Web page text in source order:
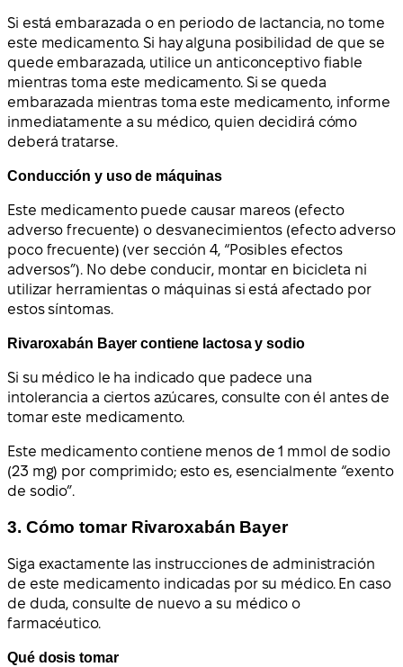
Si está embarazada o en periodo de lactancia, no tome
este medicamento. Si hay alguna posibilidad de que se
quede embarazada, utilice un anticonceptivo fiable
mientras toma este medicamento. Si se queda
embarazada mientras toma este medicamento, informe
inmediatamente a su médico, quien decidirá cómo
deberá tratarse.
Conducción y uso de máquinas
Este medicamento puede causar mareos (efecto
adverso frecuente) o desvanecimientos (efecto adverso
poco frecuente) (ver sección 4, “Posibles efectos
adversos”). No debe conducir, montar en bicicleta ni
utilizar herramientas o máquinas si está afectado por
estos síntomas.
Rivaroxabán Bayer contiene lactosa y sodio
Si su médico le ha indicado que padece una
intolerancia a ciertos azúcares, consulte con él antes de
tomar este medicamento.
Este medicamento contiene menos de 1 mmol de sodio
(23 mg) por comprimido; esto es, esencialmente “exento
de sodio”.
3. Cómo tomar Rivaroxabán Bayer
Siga exactamente las instrucciones de administración
de este medicamento indicadas por su médico. En caso
de duda, consulte de nuevo a su médico o
farmacéutico.
Qué dosis tomar